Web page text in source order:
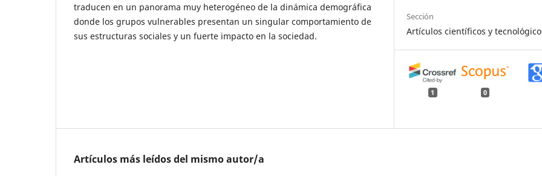
traducen en un panorama muy heterogéneo de la dinámica demográfica
donde los grupos vulnerables presentan un singular comportamiento de
sus estructuras sociales y un fuerte impacto en la sociedad.
Sección
Artículos científicos y
1 0
Artículos más leídos del mismo autor/a